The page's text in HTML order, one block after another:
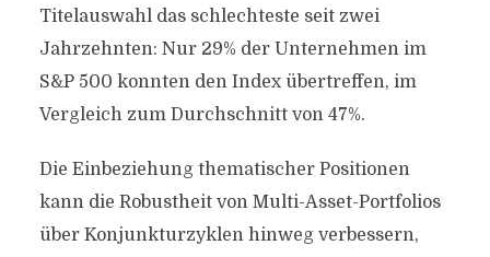
Titelauswahl das schlechteste seit zwei
Jahrzehnten: Nur 29% der Unternehmen im
S&P 500 konnten den Index übertreffen, im
Vergleich zum Durchschnitt von 47%.
Die Einbeziehung thematischer Positionen
kann die Robustheit von Multi-Asset-Portfolios
über Konjunkturzyklen hinweg verbessern,